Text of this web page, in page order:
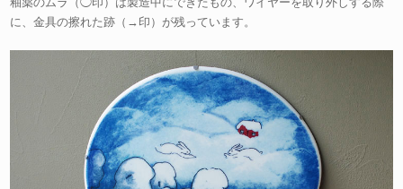
に、金具の擦れた跡（→印）が残っています。